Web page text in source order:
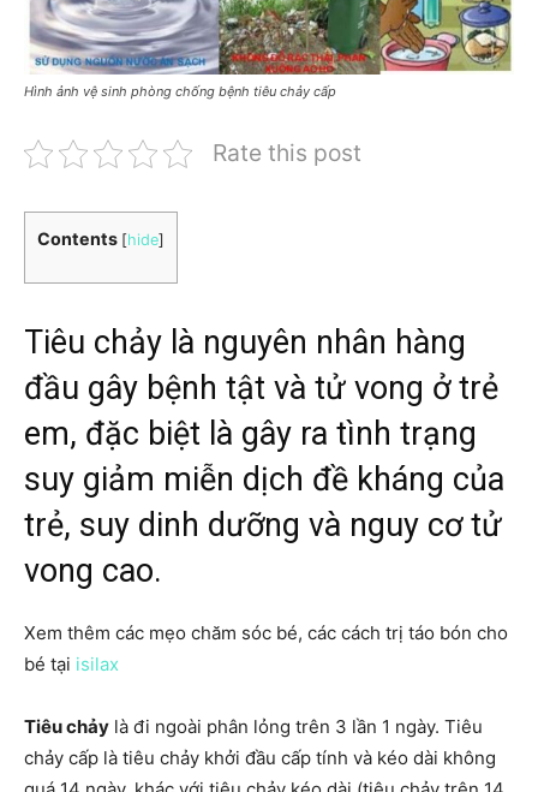
Hình ảnh vệ sinh phòng chống bệnh tiêu chảy cấp
Rate this post
Contents [hide]
Tiêu chảy là nguyên nhân hàng
đầu gây bệnh tật và tử vong ở trẻ
em, đặc biệt là gây ra tình trạng
suy giảm miễn dịch đề kháng của
trẻ, suy dinh dưỡng và nguy cơ tử
vong cao.
Xem thêm các mẹo chăm sóc bé, các cách trị táo bón cho
bé tại isilax
Tiêu chảy là đi ngoài phân lỏng trên 3 lần 1 ngày. Tiêu
chảy cấp là tiêu chảy khởi đầu cấp tính và kéo dài không